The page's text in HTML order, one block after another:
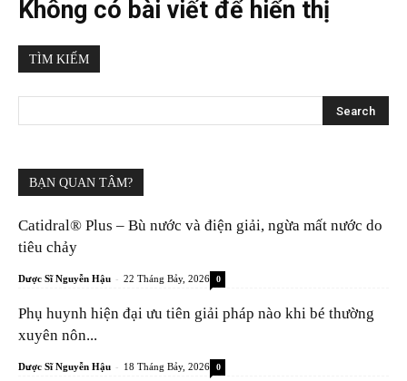
Không có bài viết để hiển thị
TÌM KIẾM
BẠN QUAN TÂM?
Catidral® Plus – Bù nước và điện giải, ngừa mất nước do
tiêu chảy
Dược Sĩ Nguyễn Hậu - 22 Tháng Bảy, 2026 0
Phụ huynh hiện đại ưu tiên giải pháp nào khi bé thường
xuyên nôn...
Dược Sĩ Nguyễn Hậu - 18 Tháng Bảy, 2026 0